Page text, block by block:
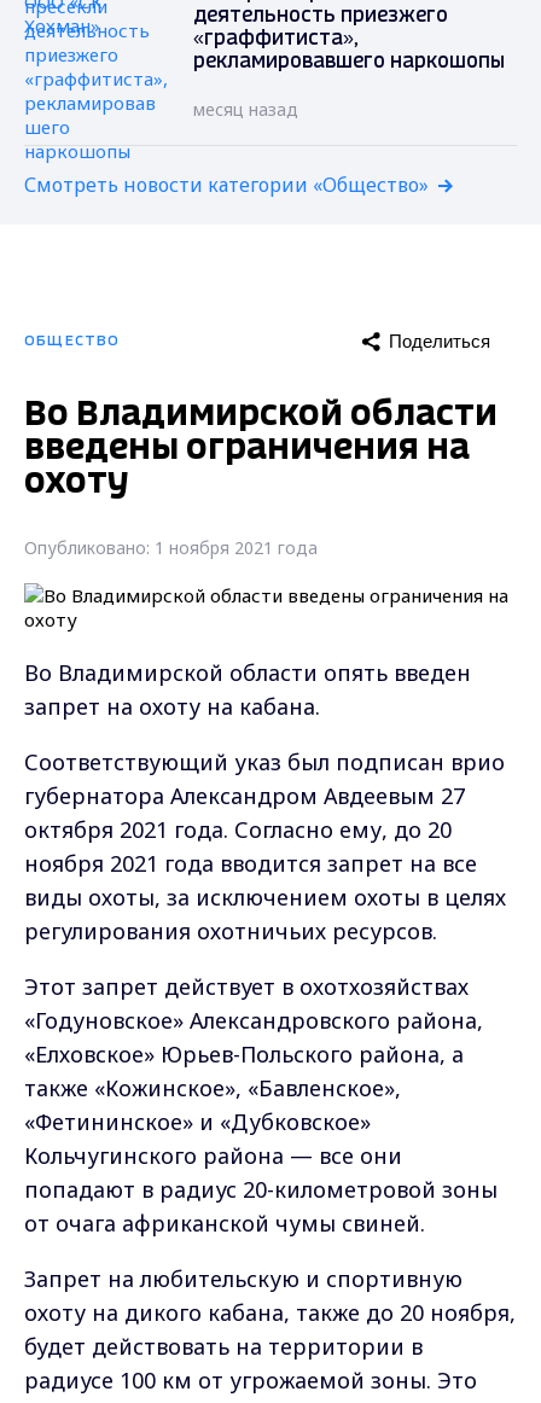
деятельность приезжего
«граффитиста»,
рекламировавшего наркошопы
месяц назад
Смотреть новости категории «Общество»
ОБЩЕСТВО Поделиться
Во Владимирской области
введены ограничения на
охоту
Опубликовано: 1 ноября 2021 года
Во Владимирской области опять введен
запрет на охоту на кабана.
Соответствующий указ был подписан врио
губернатора Александром Авдеевым 27
октября 2021 года. Согласно ему, до 20
ноября 2021 года вводится запрет на все
виды охоты, за исключением охоты в целях
регулирования охотничьих ресурсов.
Этот запрет действует в охотхозяйствах
«Годуновское» Александровского района,
«Елховское» Юрьев-Польского района, а
также «Кожинское», «Бавленское»,
«Фетининское» и «Дубковское»
Кольчугинского района — все они
попадают в радиус 20-километровой зоны
от очага африканской чумы свиней.
Запрет на любительскую и спортивную
охоту на дикого кабана, также до 20 ноября,
будет действовать на территории в
радиусе 100 км от угрожаемой зоны. Это